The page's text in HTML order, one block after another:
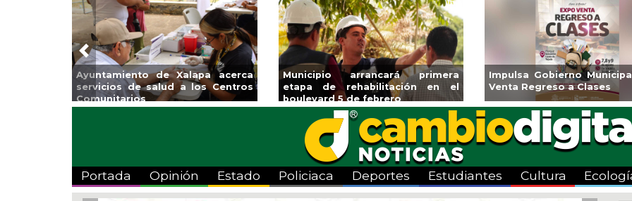
de Xalapa acerca
de salud a los Centros
Municipio arrancará primera
etapa de rehabilitación en el
boulevard 5 de febrero
Impulsa Gobierno Municipal Expo
Venta Regreso a Clases
Centro
Previous
Portada Opinión Estado Policiaca Deportes Estudiantes Cultura